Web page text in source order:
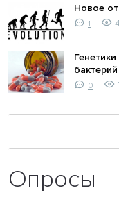
Новое
1
бактерий
0
Опросы